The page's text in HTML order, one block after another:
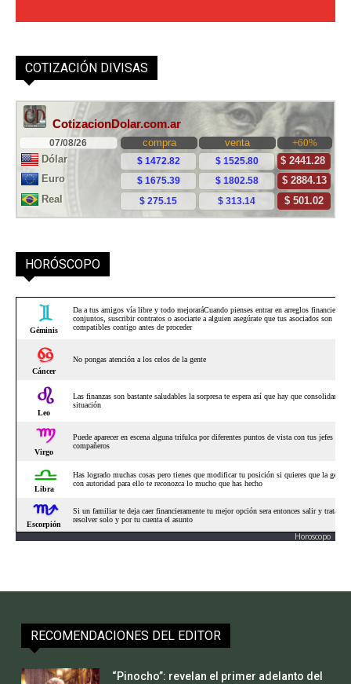
COTIZACIÓN DIVISAS
HORÓSCOPO
Horoscopo
RECOMENDACIONES DEL EDITOR
“Pinocho”: revelan el primer adelanto del